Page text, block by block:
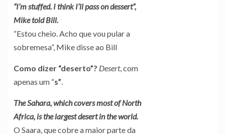
“I’m stuffed. I think I’ll pass on dessert”,
Mike told Bill.
“Estou cheio. Acho que vou pular a
sobremesa”, Mike disse ao Bill
Como dizer “deserto”? Desert, com
apenas um “s”.
The Sahara, which covers most of North
Africa, is the largest desert in the world.
O Saara, que cobre a maior parte da